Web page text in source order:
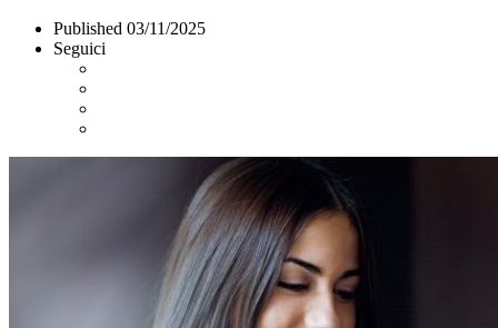
Published 03/11/2025
Seguici